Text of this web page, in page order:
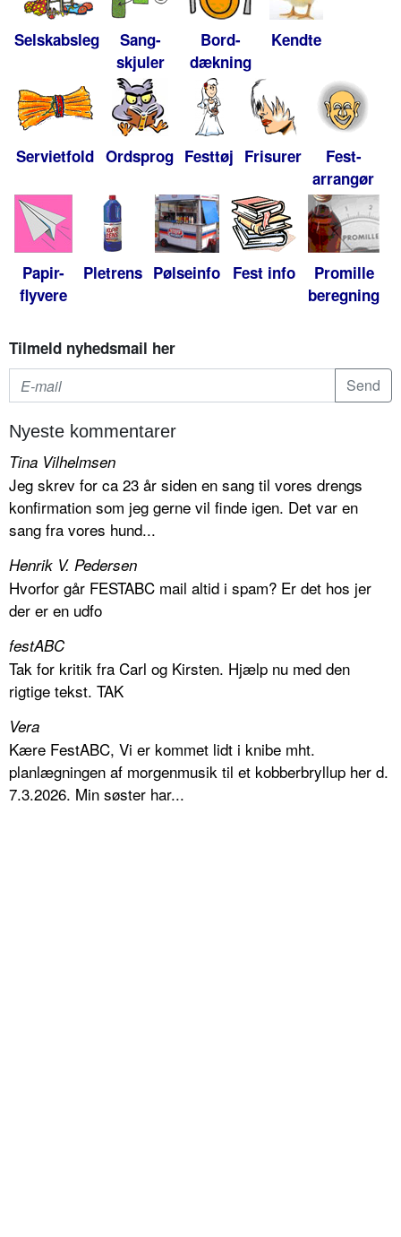
Selskabsleg
Sang-
skjuler
Bord-
dækning
Kendte
Servietfold Ordsprog Festtøj Frisurer
Fest-
arrangør
Papir-
flyvere
Pletrens Pølseinfo Fest info
Promille
beregning
Tilmeld nyhedsmail her
Nyeste kommentarer
Tina Vilhelmsen
Jeg skrev for ca 23 år siden en sang til vores drengs
konfirmation som jeg gerne vil finde igen. Det var en
sang fra vores hund...
Henrik V. Pedersen
Hvorfor går FESTABC mail altid i spam? Er det hos jer
der er en udfo
festABC
Tak for kritik fra Carl og Kirsten. Hjælp nu med den
rigtige tekst. TAK
Vera
Kære FestABC, Vi er kommet lidt i knibe mht.
planlægningen af morgenmusik til et kobberbryllup her d.
7.3.2026. Min søster har...